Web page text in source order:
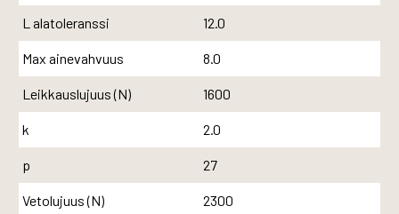
L alatoleranssi 12.0
Max ainevahvuus 8.0
Leikkauslujuus (N) 1600
k 2.0
p 27
Vetolujuus (N) 2300